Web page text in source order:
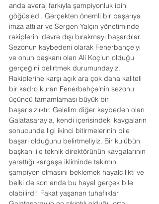
anda averaj farkıyla şampiyonluk ipini
göğüsledi. Gerçekten önemli bir başarıya
imza attılar ve Sergen Yalçın yönetiminde
rakiplerini devre dışı bırakmayı başardılar.
Sezonun kaybedeni olarak Fenerbahçe'yi
ve onun başkanı olan Ali Koç'un olduğu
gerçeğini belirtmek durumundayız.
Rakiplerine karşı açık ara çok daha kaliteli
bir kadro kuran Fenerbahçe'nin sezonu
üçüncü tamamlaması büyük bir
başarısızlıktır. Gelelim diğer kaybeden olan
Galatasaray'a, kendi içerisindeki kavgaların
sonucunda ligi ikinci bitirmelerinin bile
başarı olduğunu belirtmeliyiz. Bir kulübün
başkanı ile teknik direktörünün kavgalarının
yarattığı kargaşa ikliminde takımın
şampiyon olmasını beklemek hayalcilikti ve
belki de son anda bu hayal gerçek bile
olabilirdi! Fakat yaşanan tuhaflıklar